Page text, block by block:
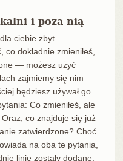
i poza nią
ciebie zbyt
dokładnie zmieniłeś,
— możesz użyć
zajmiemy się nim
będziesz używał go
Co zmieniłeś, ale
co znajduje się już
zatwierdzone? Choć
na oba te pytania,
linie zostały dodane,